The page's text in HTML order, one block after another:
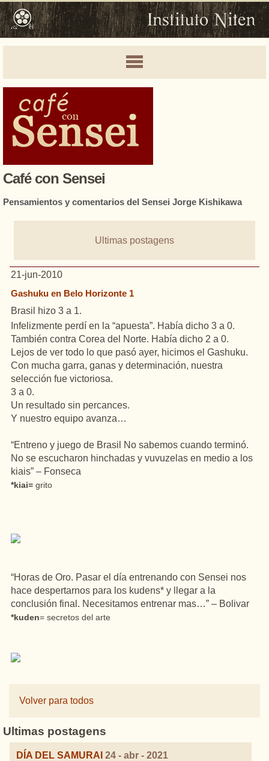
Café con Sensei
Pensamientos y comentarios del Sensei Jorge Kishikawa
Ultimas postagens
21-jun-2010
Gashuku en Belo Horizonte 1
Brasil hizo 3 a 1.
Infelizmente perdí en la “apuesta”. Había dicho 3 a 0.
También contra Corea del Norte. Había dicho 2 a 0.
Lejos de ver todo lo que pasó ayer, hicimos el Gashuku.
Con mucha garra, ganas y determinación, nuestra
selección fue victoriosa.
3 a 0.
Un resultado sin percances.
Y nuestro equipo avanza…
“Entreno y juego de Brasil No sabemos cuando terminó.
No se escucharon hinchadas y vuvuzelas en medio a los
kiais” – Fonseca
*kiai= grito
“Horas de Oro. Pasar el día entrenando con Sensei nos
hace despertarnos para los kudens* y llegar a la
conclusión final. Necesitamos entrenar mas…” – Bolivar
*kuden= secretos del arte
Volver para todos
Ultimas postagens
DÍA DEL SAMURAI 24 - abr - 2021